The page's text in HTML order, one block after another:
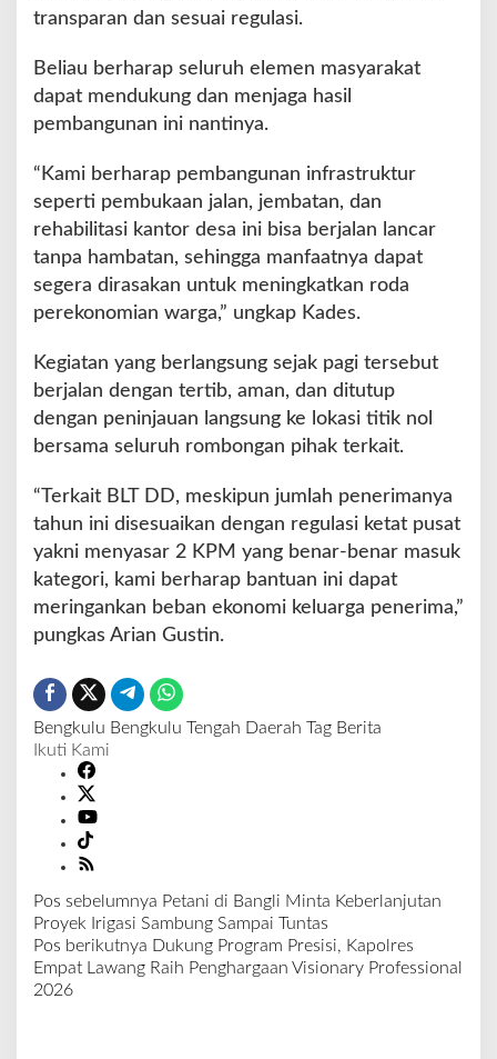
transparan dan sesuai regulasi.
Beliau berharap seluruh elemen masyarakat
dapat mendukung dan menjaga hasil
pembangunan ini nantinya.
“Kami berharap pembangunan infrastruktur
seperti pembukaan jalan, jembatan, dan
rehabilitasi kantor desa ini bisa berjalan lancar
tanpa hambatan, sehingga manfaatnya dapat
segera dirasakan untuk meningkatkan roda
perekonomian warga,” ungkap Kades.
Kegiatan yang berlangsung sejak pagi tersebut
berjalan dengan tertib, aman, dan ditutup
dengan peninjauan langsung ke lokasi titik nol
bersama seluruh rombongan pihak terkait.
“Terkait BLT DD, meskipun jumlah penerimanya
tahun ini disesuaikan dengan regulasi ketat pusat
yakni menyasar 2 KPM yang benar-benar masuk
kategori, kami berharap bantuan ini dapat
meringankan beban ekonomi keluarga penerima,”
pungkas Arian Gustin.
Bengkulu Bengkulu Tengah Daerah Tag Berita
Ikuti Kami
N
a
v
i
Pos sebelumnya Petani di Bangli Minta Keberlanjutan
Proyek Irigasi Sambung Sampai Tuntas
Pos berikutnya Dukung Program Presisi, Kapolres
Empat Lawang Raih Penghargaan Visionary Professional
2026